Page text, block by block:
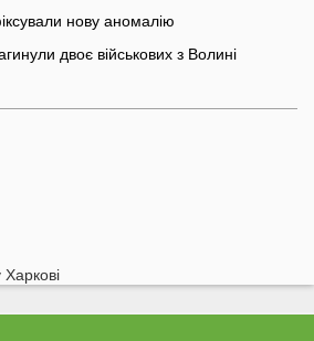
нову аномалію
двоє військових з Волині
як врятувати город від
Харкові